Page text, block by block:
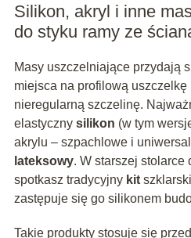
Silikon, akryl i inne
do styku ramy ze
Masy uszczelniające przydają
miejsca na profilową uszczelkę
nieregularną szczelinę.
elastyczny silikon (w tym
akrylu – szpachlowe i
lateksowy. W starszej stolarce
spotkasz tradycyjny kit
zastępuje się go silikonem
Takie produkty stosuje się